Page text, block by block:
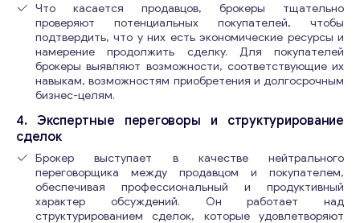
Что касается продавцов, брокеры тщательно
проверяют потенциальных покупателей, чтобы
подтвердить, что у них есть экономические ресурсы и
намерение продолжить сделку. Для покупателей
брокеры выявляют возможности, соответствующие их
навыкам, возможностям приобретения и долгосрочным
бизнес-целям.
4. Экспертные переговоры и структурирование
сделок
Брокер выступает в качестве нейтрального
переговорщика между продавцом и покупателем,
обеспечивая профессиональный и продуктивный
характер обсуждений. Он работает над
структурированием сделок, которые удовлетворяют